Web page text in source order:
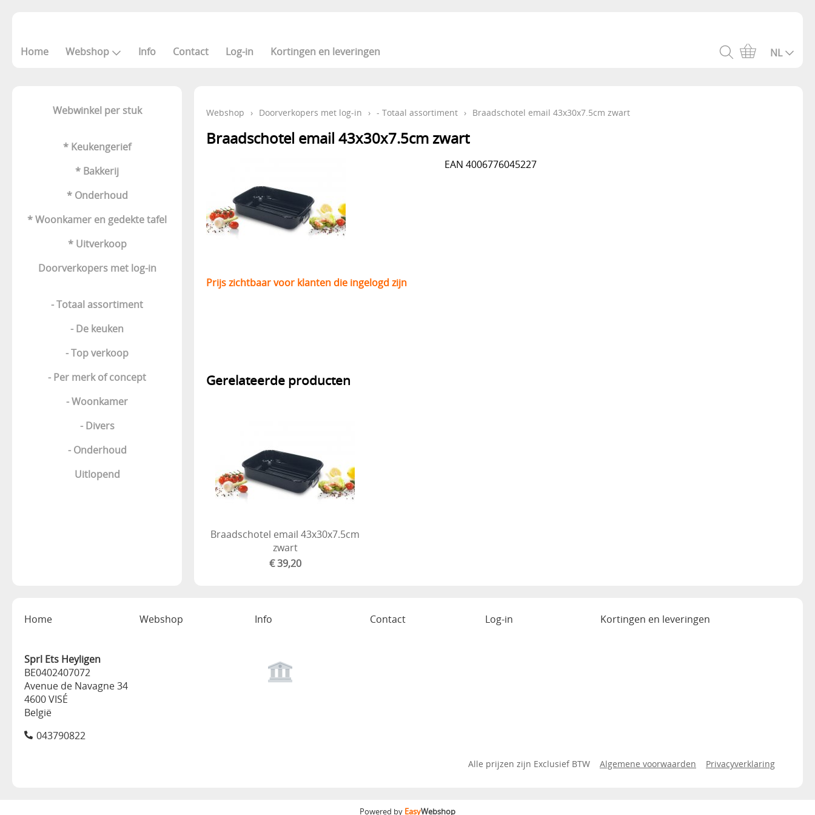
Home Webshop Info Contact Log-in Kortingen en leveringen NL
Webwinkel per stuk
* Keukengerief
* Bakkerij
* Onderhoud
* Woonkamer en gedekte tafel
* Uitverkoop
Doorverkopers met log-in
- Totaal assortiment
- De keuken
- Top verkoop
- Per merk of concept
- Woonkamer
- Divers
- Onderhoud
Uitlopend
Webshop › Doorverkopers met log-in › - Totaal assortiment › Braadschotel email 43x30x7.5cm zwart
Braadschotel email 43x30x7.5cm zwart
EAN 4006776045227
Prijs zichtbaar voor klanten die ingelogd zijn
Gerelateerde producten
Braadschotel email 43x30x7.5cm
zwart
€ 39,20
Home Webshop Info Contact Log-in Kortingen en leveringen
Sprl Ets Heyligen
BE0402407072
Avenue de Navagne 34
4600 VISÉ
België
043790822
Alle prijzen zijn Exclusief BTW Algemene voorwaarden Privacyverklaring
Powered by EasyWebshop